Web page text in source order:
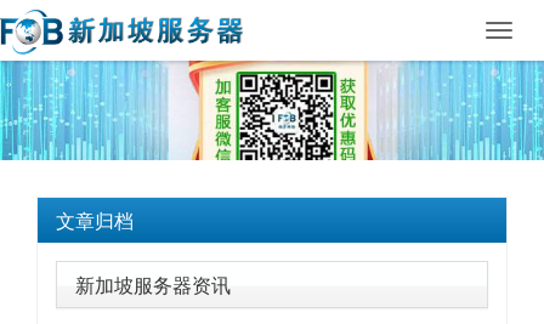
文章归档
新加坡服务器资讯